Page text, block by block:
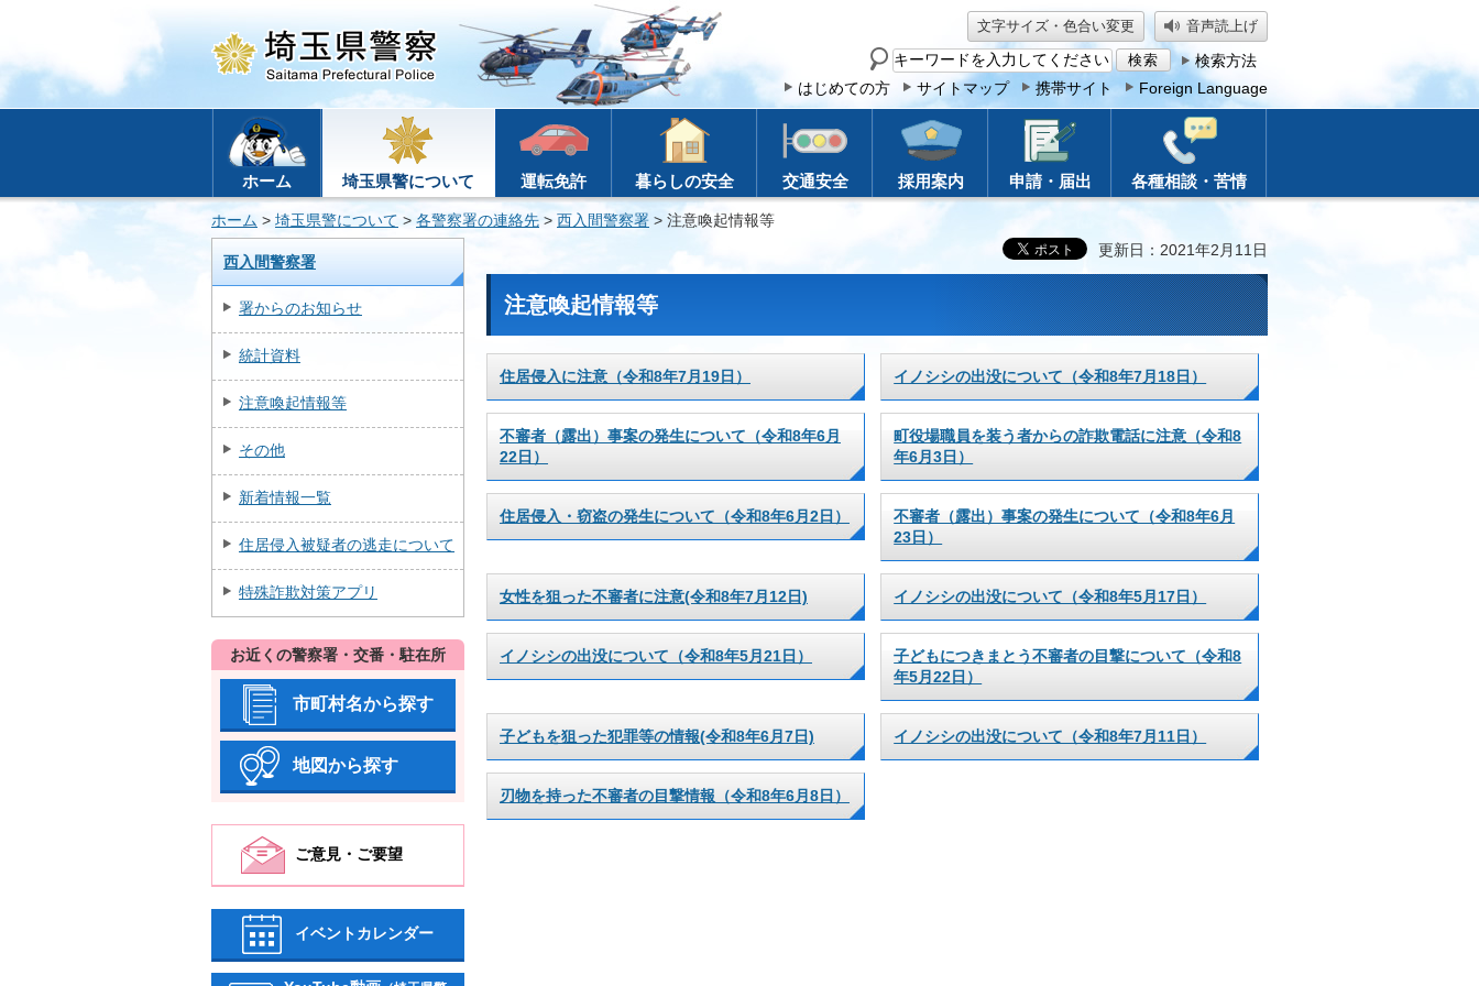
文字サイズ・色合い変更 音声読上げ
サ
イ
ト
検索方法
はじめての方
サイトマップ 携帯サイト Foreign Language
ホーム 埼玉県警について 運転免許 暮らしの安全 交通安全 採用案内 申請・届出 各種相談・苦情
ホーム > 埼玉県警について > 各警察署の連絡先 > 西入間警察署 > 注意喚起情報等
西入間警察署
署からのお知らせ
統計資料
注意喚起情報等
その他
新着情報一覧
住居侵入被疑者の逃走について
特殊詐欺対策アプリ
お近くの警察署・交番・駐在所
市町村名から探す
地図から探す
ご意見・ご要望
イベントカレンダー
更新日：2021年2月11日
注意喚起情報等
住居侵入に注意（令和8年7月19日） イノシシの出没について（令和8年7月18日）
不審者（露出）事案の発生について（令和8年6月
22日）
町役場職員を装う者からの詐欺電話に注意（令和8
年6月3日）
住居侵入・窃盗の発生について（令和8年6月2日）
不審者（露出）事案の発生について（令和8年6月
23日）
女性を狙った不審者に注意(令和8年7月12日) イノシシの出没について（令和8年5月17日）
イノシシの出没について（令和8年5月21日）
子どもにつきまとう不審者の目撃について（令和8
年5月22日）
子どもを狙った犯罪等の情報(令和8年6月7日) イノシシの出没について（令和8年7月11日）
刃物を持った不審者の目撃情報（令和8年6月8日）